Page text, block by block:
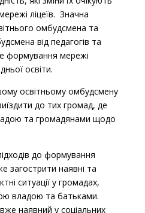
ліцеїв. Значна
омбудсмена та
від педагогів та
формування мережі
освіти.
освітньому омбудсмену
до тих громад, де
та громадянами щодо
до формування
загострити наявні та
ситуації у громадах,
владою та батьками.
наявний у соціальних